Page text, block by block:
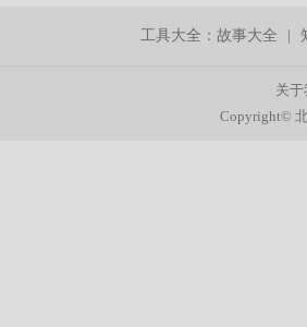
工具大全：故事大全 |
关于
Copyright©